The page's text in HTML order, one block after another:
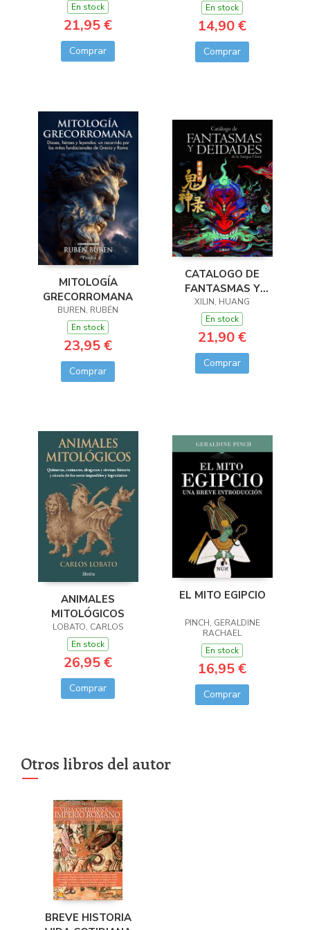
En stock
21,95 €
Comprar
En stock
14,90 €
Comprar
MITOLOGÍA
GRECORROMANA
BUREN, RUBÉN
En stock
23,95 €
Comprar
CATALOGO DE
FANTASMAS Y
DEIDADES DE LA
ANTIGUA CHINA
XILIN, HUANG
En stock
21,90 €
Comprar
ANIMALES
MITOLÓGICOS
LOBATO, CARLOS
En stock
26,95 €
Comprar
EL MITO EGIPCIO
PINCH, GERALDINE
RACHAEL
En stock
16,95 €
Comprar
Otros libros del autor
BREVE HISTORIA